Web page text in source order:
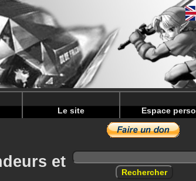
line70
line74
Le site Espace perso
et